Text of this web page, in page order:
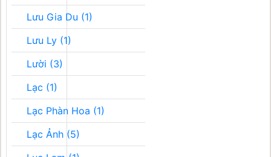
Lưu Gia Du (1)
Lưu Ly (1)
Lười (3)
Lạc (1)
Lạc Phàn Hoa (1)
Lạc Ảnh (5)